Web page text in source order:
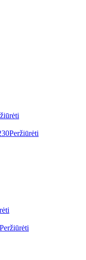
Peržiūrėti
Peržiūrėti